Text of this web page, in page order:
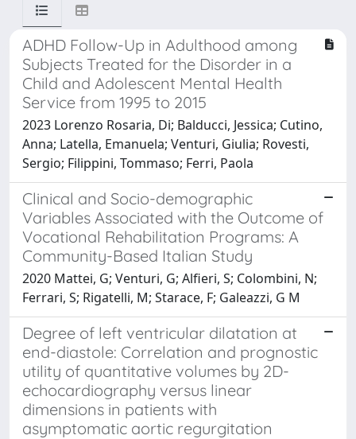
ADHD Follow-Up in Adulthood among
Subjects Treated for the Disorder in a
Child and Adolescent Mental Health
Service from 1995 to 2015
2023 Lorenzo Rosaria, Di; Balducci, Jessica; Cutino,
Anna; Latella, Emanuela; Venturi, Giulia; Rovesti,
Sergio; Filippini, Tommaso; Ferri, Paola
Clinical and Socio-demographic
Variables Associated with the Outcome of
Vocational Rehabilitation Programs: A
Community-Based Italian Study
2020 Mattei, G; Venturi, G; Alfieri, S; Colombini, N;
Ferrari, S; Rigatelli, M; Starace, F; Galeazzi, G M
Degree of left ventricular dilatation at
end-diastole: Correlation and prognostic
utility of quantitative volumes by 2D-
echocardiography versus linear
dimensions in patients with
asymptomatic aortic regurgitation